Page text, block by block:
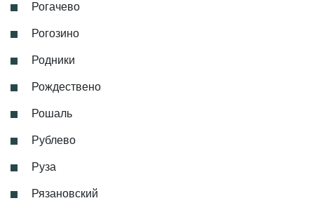
Рогачево
Рогозино
Родники
Рождествено
Рошаль
Рублево
Руза
Рязановский